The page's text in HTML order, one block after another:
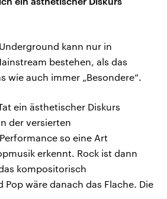
kann nur in
bestehen, als das
wie auch immer „Besondere“.
ein ästhetischer Diskurs
der versierten
so eine Art
erkennt. Rock ist dann
kompositorisch
wäre danach das Flache. Die